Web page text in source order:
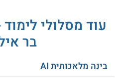
כמה זמן לומדים?
משך הלימודים שלוש שנים.
נושאי הלימוד
עוד מסלולי
בר
בינה מלאכותית AI